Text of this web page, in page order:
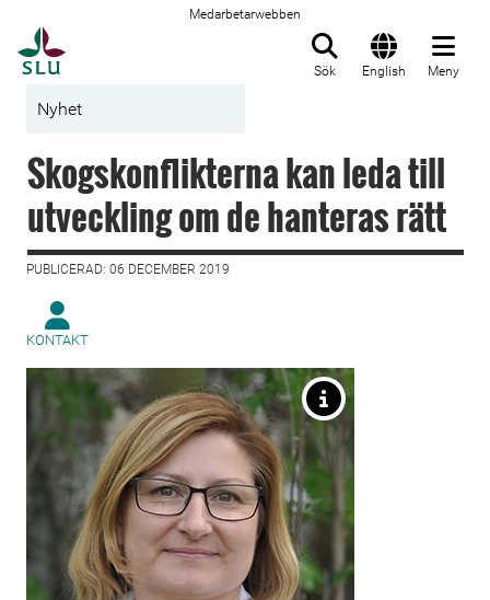
Medarbetarwebben
Sök English Meny
Nyhet
Skogskonflikterna kan leda till
utveckling om de hanteras rätt
PUBLICERAD: 06 DECEMBER 2019
KONTAKT